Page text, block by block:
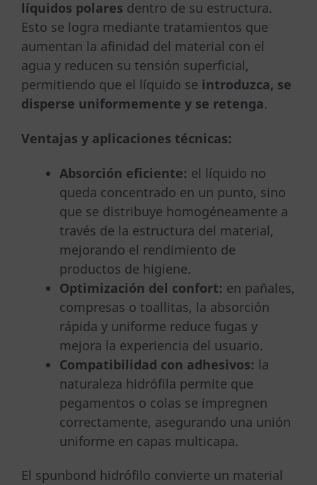
líquidos polares dentro de su estructura.
Esto se logra mediante tratamientos que
aumentan la afinidad del material con el
agua y reducen su tensión superficial,
permitiendo que el líquido se introduzca, se
disperse uniformemente y se retenga.
Ventajas y aplicaciones técnicas:
Absorción eficiente: el líquido no
queda concentrado en un punto, sino
que se distribuye homogéneamente a
través de la estructura del material,
mejorando el rendimiento de
productos de higiene.
Optimización del confort: en pañales,
compresas o toallitas, la absorción
rápida y uniforme reduce fugas y
mejora la experiencia del usuario.
Compatibilidad con adhesivos: la
naturaleza hidrófila permite que
pegamentos o colas se impregnen
correctamente, asegurando una unión
uniforme en capas multicapa.
El spunbond hidrófilo convierte un material